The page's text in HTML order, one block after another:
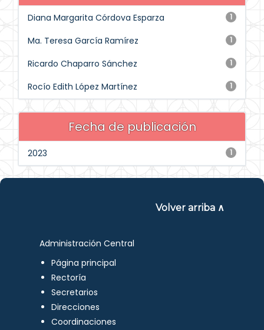
1
Diana Margarita Córdova Esparza
1
Ma. Teresa García Ramírez
1
Ricardo Chaparro Sánchez
1
Rocío Edith López Martínez
Fecha de publicación
1
2023
Volver arriba ∧
Administración Central
Página principal
Rectoría
Secretarios
Direcciones
Coordinaciones